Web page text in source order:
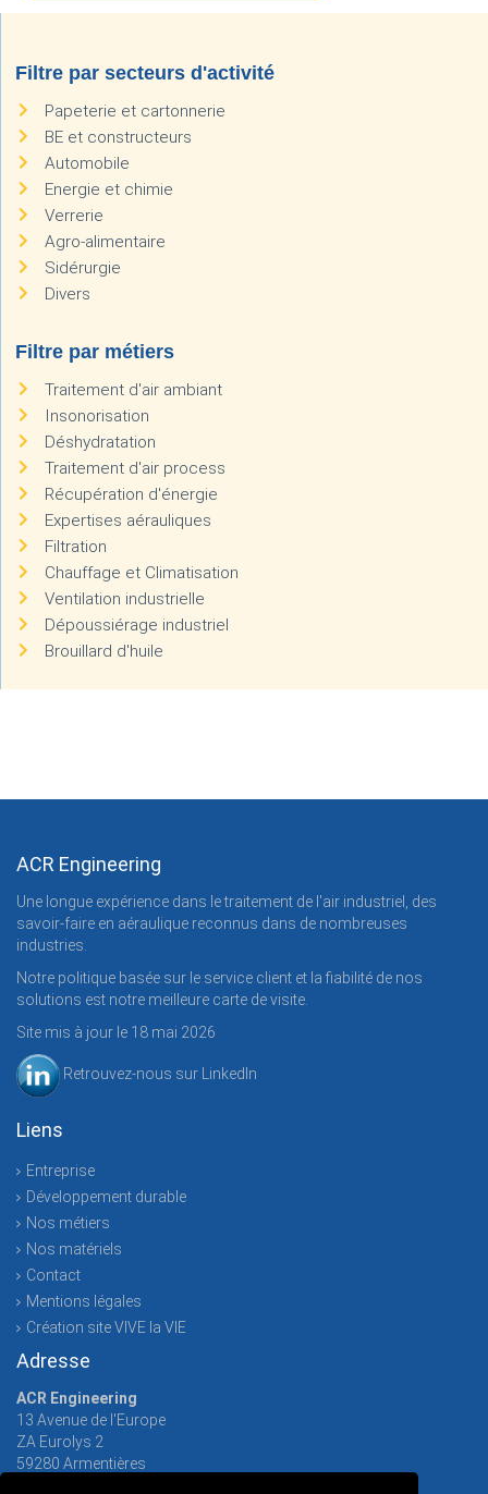
Filtre par secteurs d'activité
Papeterie et cartonnerie
BE et constructeurs
Automobile
Energie et chimie
Verrerie
Agro-alimentaire
Sidérurgie
Divers
Filtre par métiers
Traitement d'air ambiant
Insonorisation
Déshydratation
Traitement d'air process
Récupération d'énergie
Expertises aérauliques
Filtration
Chauffage et Climatisation
Ventilation industrielle
Dépoussiérage industriel
Brouillard d'huile
ACR Engineering
Une longue expérience dans le traitement de l'air industriel, des
savoir-faire en aéraulique reconnus dans de nombreuses
industries.
Notre politique basée sur le service client et la fiabilité de nos
solutions est notre meilleure carte de visite.
Site mis à jour le 18 mai 2026
Retrouvez-nous sur LinkedIn
Liens
Entreprise
Développement durable
Nos métiers
Nos matériels
Contact
Mentions légales
Création site VIVE la VIE
Adresse
ACR Engineering
13 Avenue de l'Europe
ZA Eurolys 2
59280 Armentières